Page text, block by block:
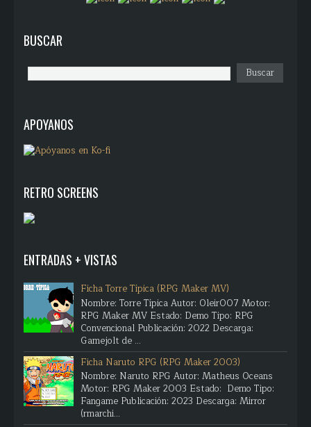
BUSCAR
APOYANOS
RETRO SCREENS
ENTRADAS + VISTAS
Ficha Torre Típica (RPG Maker MV)
Nombre: Torre Típica Autor: Oleir007 Motor:
RPG Maker MV Estado: Demo Tipo: RPG
Convencional Publicación: 2022 Descarga:
Gamejolt de ...
Ficha Naruto RPG (RPG Maker 2003)
Nombre: Naruto RPG Autor: Matheus Oceans
Motor: RPG Maker 2003 Estado: Demo Tipo:
Fangame Publicación: 2023 Descarga: Mirror
(rmarchi...